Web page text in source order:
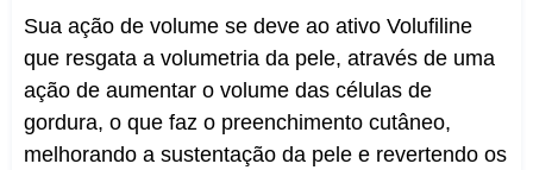
Sua ação de volume se deve ao ativo Volufiline
que resgata a volumetria da pele, através de uma
ação de aumentar o volume das células de
gordura, o que faz o preenchimento cutâneo,
melhorando a sustentação da pele e revertendo os